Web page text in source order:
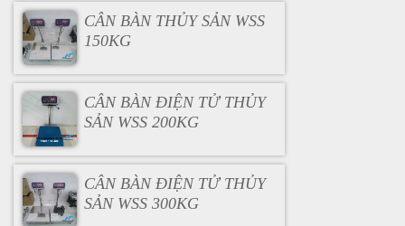
CÂN BÀN THỦY SẢN WSS
150KG
CÂN BÀN ĐIỆN TỬ THỦY
SẢN WSS 200KG
CÂN BÀN ĐIỆN TỬ THỦY
SẢN WSS 300KG